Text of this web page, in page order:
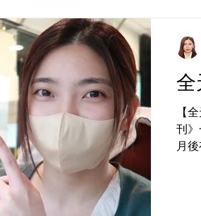
時
惰
提
康
的
你
全
【
刊
月